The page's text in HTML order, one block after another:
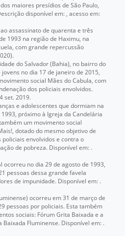
maiores presídios de São Paulo,
disponível em: , acesso em:
assassinato de quarenta e três
1993 na região de Haximu, na
com grande repercussão
do Salvador (Bahia), no bairro do
no dia 17 de janeiro de 2015,
social Mães do Cabula, com
dos policiais envolvidos.
set. 2019.
e adolescentes que dormiam na
próximo à Igreja da Candelária
um movimento social
dotado do mesmo objetivo de
envolvidos e contra o
de pobreza. Disponível em: .
ocorreu no dia 29 de agosto de 1993,
pessoas dessa grande favela
de impunidade. Disponível em: .
ocorreu em 31 de março de
pessoas por policiais. Esta também
sociais: Fórum Grita Baixada e a
Baixada Fluminense. Disponível em: .